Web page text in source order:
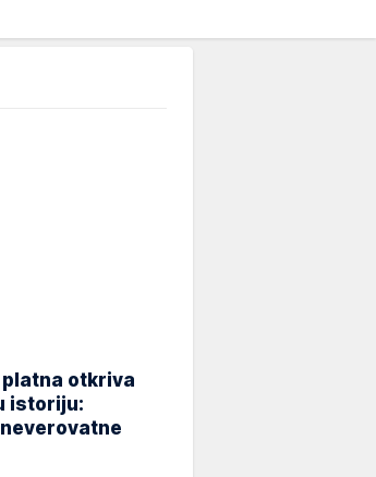
platna otkriva
istoriju: